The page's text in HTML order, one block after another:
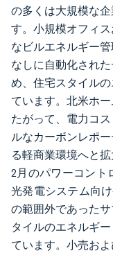
の多くは大規模な
す。小規模オフィ
なビルエネルギー
なしに自動化され
め、住宅スタイル
ています。北米ホ
たがって、電力コ
ルなカーボンレポ
る軽商業環境へと
2月のパワーコント
光発電システム向
の範囲外であった
タイルのエネルギ
ています。小売お